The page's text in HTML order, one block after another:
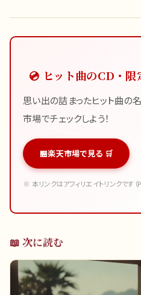
💿 ヒット曲のCD・限
思い出の詰まったヒット曲の
市場でチェックしよう！
楽天市場で見る 🛒
※ 本リンクはアフィリエイトリンクです（
📖 次に読む